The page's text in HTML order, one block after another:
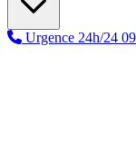
Urgence 24h/24